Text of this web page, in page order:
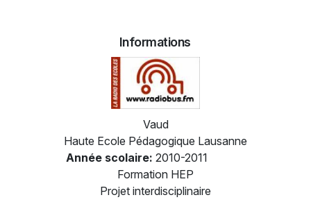
Informations
Vaud
Haute Ecole Pédagogique Lausanne
Année scolaire: 2010-2011
Formation HEP
Projet interdisciplinaire